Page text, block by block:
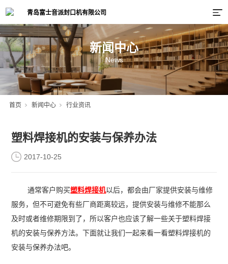
新闻中心
News
首页 新闻中心 行业资讯
塑料焊接机的安装与保养办法
2017-10-25
通常客户购买塑料焊接机以后，都会由厂家提供安装与维修
服务，但不可避免有些厂商距离较远，提供安装与维修不能那么
及时或者维修期限到了，所以客户也应该了解一些关于塑料焊接
机的安装与保养方法。下面就让我们一起来看一看塑料焊接机的
安装与保养办法吧。